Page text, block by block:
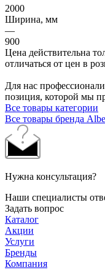
2000
Ширина, мм
—
900
Цена действительна
отличаться от цен в
Для нас
позиция, которой мы
Все товары категории
Все товары бренда
Нужна консультация?
Наши специалисты
Задать вопрос
Каталог
Акции
Услуги
Бренды
Компания